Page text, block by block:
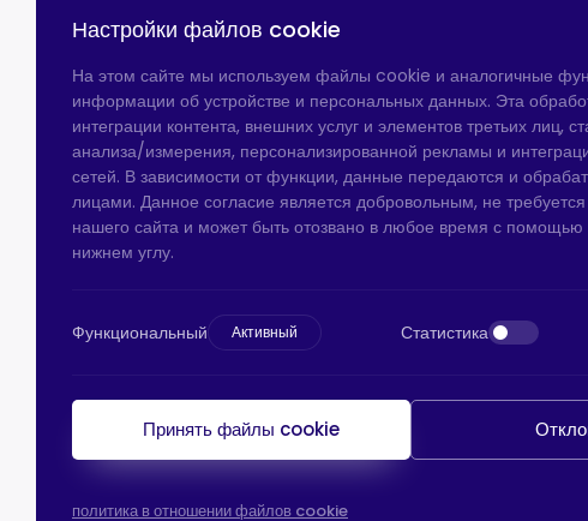
Настройки файлов cookie
На этом сайте мы используем файлы cookie и аналогичные
информации об устройстве и персональных данных. Эта
интеграции контента, внешних услуг и элементов третьих лиц,
анализа/измерения, персонализированной рекламы и
сетей. В зависимости от функции, данные передаются и
лицами. Данное согласие является добровольным, не
нашего сайта и может быть отозвано в любое время с помощью
нижнем углу.
Функциональный Активный Статистика
Принять файлы cookie
политика в отношении файлов cookie